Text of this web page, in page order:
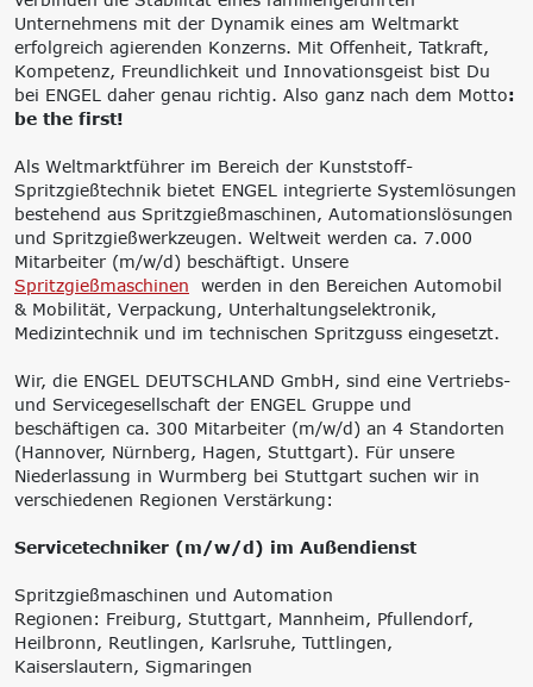
‘Lernen formt
Zukunft’
Management
Trägergesellschaft
e.V.
Transformation,
Umsetzung
Innovationsnetzwerke
Internationalisierung
k-branche.de
Nachhaltigkeit
Circular Economy &
Portfolio
Doppelte
Wesentlichkeit, KPI &
Strategien
Corporate Carbon
Footprint (CCF)
Environmental Product
Declaration (EPD)
Unternehmens mit der Dynamik eines am Weltmarkt
erfolgreich agierenden Konzerns. Mit Offenheit, Tatkraft,
Kompetenz, Freundlichkeit und Innovationsgeist bist Du
bei ENGEL daher genau richtig. Also ganz nach dem Motto:
be the first!
Als Weltmarktführer im Bereich der Kunststoff-
Spritzgießtechnik bietet ENGEL integrierte Systemlösungen
bestehend aus Spritzgießmaschinen, Automationslösungen
und Spritzgießwerkzeugen. Weltweit werden ca. 7.000
Mitarbeiter (m/w/d) beschäftigt. Unsere
Spritzgießmaschinen werden in den Bereichen Automobil
& Mobilität, Verpackung, Unterhaltungselektronik,
Medizintechnik und im technischen Spritzguss eingesetzt.
Wir, die ENGEL DEUTSCHLAND GmbH, sind eine Vertriebs-
und Servicegesellschaft der ENGEL Gruppe und
beschäftigen ca. 300 Mitarbeiter (m/w/d) an 4 Standorten
(Hannover, Nürnberg, Hagen, Stuttgart). Für unsere
Niederlassung in Wurmberg bei Stuttgart suchen wir in
verschiedenen Regionen Verstärkung:
Servicetechniker (m/w/d) im Außendienst
Spritzgießmaschinen und Automation
Regionen: Freiburg, Stuttgart, Mannheim, Pfullendorf,
Heilbronn, Reutlingen, Karlsruhe, Tuttlingen,
Kaiserslautern, Sigmaringen